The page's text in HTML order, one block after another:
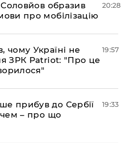
образив
про мобілізацію
20:28
чому Україні не
ЗРК Patriot: "Про це
19:57
прибув до Сербії
– про що
19:33